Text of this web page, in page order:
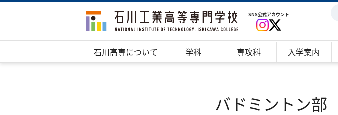
SNS公式アカウント
石川高専について 学科 専攻科 入学案内
バドミントン部